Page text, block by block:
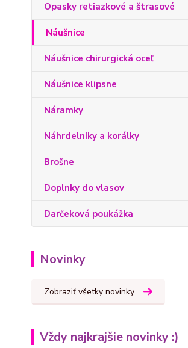
Opasky retiazkové a štrasové
Náušnice
Náušnice chirurgická oceľ
Náušnice klipsne
Náramky
Náhrdelníky a korálky
Brošne
Doplnky do vlasov
Darčeková poukážka
Novinky
Zobraziť všetky novinky
Vždy najkrajšie novinky :)